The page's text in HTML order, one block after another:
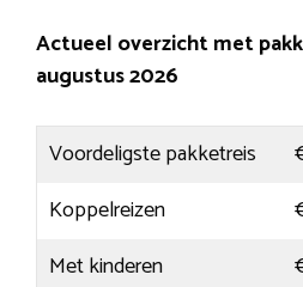
Actueel overzicht met
augustus 2026
Voordeligste pakketreis
Koppelreizen
Met kinderen